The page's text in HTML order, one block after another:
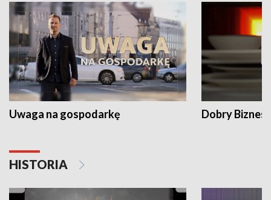
Uwaga na gospodarkę Dobry Biznes
HISTORIA